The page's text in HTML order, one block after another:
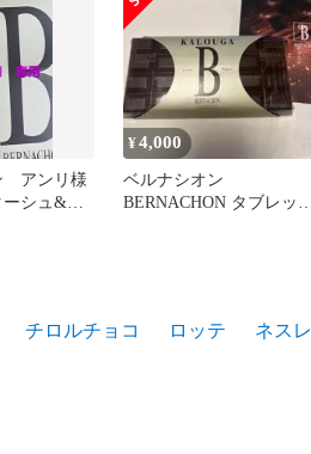
アンリ様
シュ&ア
¥4,000
ベルナシオン
BERNACHON タブレット
チロルチョコ ロッテ ネスレ